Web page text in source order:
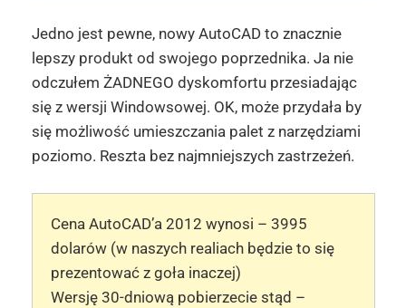
Jedno jest pewne, nowy AutoCAD to znacznie
lepszy produkt od swojego poprzednika. Ja nie
odczułem ŻADNEGO dyskomfortu przesiadając
się z wersji Windowsowej. OK, może przydała by
się możliwość umieszczania palet z narzędziami
poziomo. Reszta bez najmniejszych zastrzeżeń.
Cena AutoCAD’a 2012 wynosi – 3995
dolarów (w naszych realiach będzie to się
prezentować z goła inaczej)
Wersję 30-dniową pobierzecie stąd –